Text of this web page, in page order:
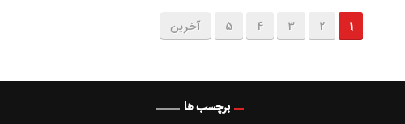
1
2
3
4
5 آخرین
برچسب ها